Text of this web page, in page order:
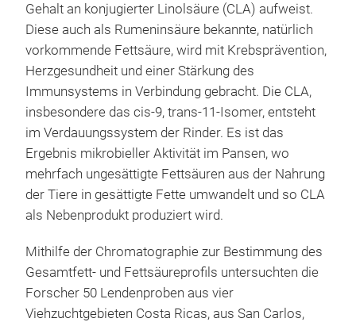
Gehalt an konjugierter Linolsäure (CLA) aufweist.
Diese auch als Rumeninsäure bekannte, natürlich
vorkommende Fettsäure, wird mit Krebsprävention,
Herzgesundheit und einer Stärkung des
Immunsystems in Verbindung gebracht. Die CLA,
insbesondere das cis-9, trans-11-Isomer, entsteht
im Verdauungssystem der Rinder. Es ist das
Ergebnis mikrobieller Aktivität im Pansen, wo
mehrfach ungesättigte Fettsäuren aus der Nahrung
der Tiere in gesättigte Fette umwandelt und so CLA
als Nebenprodukt produziert wird.
Mithilfe der Chromatographie zur Bestimmung des
Gesamtfett- und Fettsäureprofils untersuchten die
Forscher 50 Lendenproben aus vier
Viehzuchtgebieten Costa Ricas, aus San Carlos,